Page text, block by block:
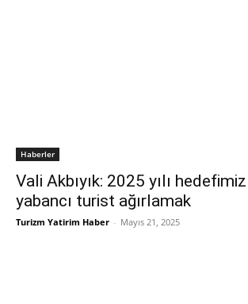
Haberler
Vali Akbıyık: 2025 yılı
yabancı turist ağırlamak
Turizm Yatirim Haber - Mayıs 21, 2025